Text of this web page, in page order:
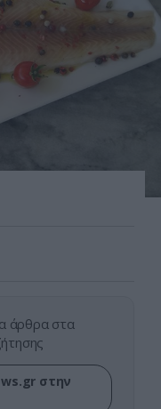
άρθρα στα
στην